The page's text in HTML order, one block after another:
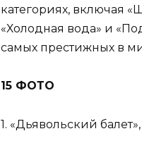
категориях, включая
«Холодная вода» и
самых престижных в
15 ФОТО
1. «Дьявольский